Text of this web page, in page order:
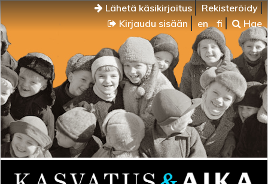
Lähetä käsikirjoitus
Rekisteröidy
Kirjaudu sisään
en fi Hae